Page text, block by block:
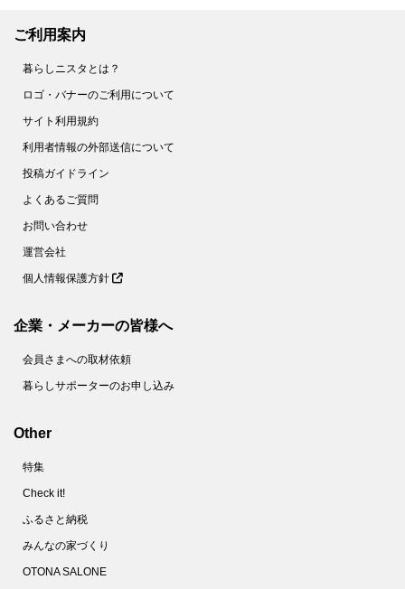
ご利用案内
暮らしニスタとは？
ロゴ・バナーのご利用について
サイト利用規約
利用者情報の外部送信について
投稿ガイドライン
よくあるご質問
お問い合わせ
運営会社
個人情報保護方針
企業・メーカーの皆様へ
会員さまへの取材依頼
暮らしサポーターのお申し込み
Other
特集
Check it!
ふるさと納税
みんなの家づくり
OTONA SALONE